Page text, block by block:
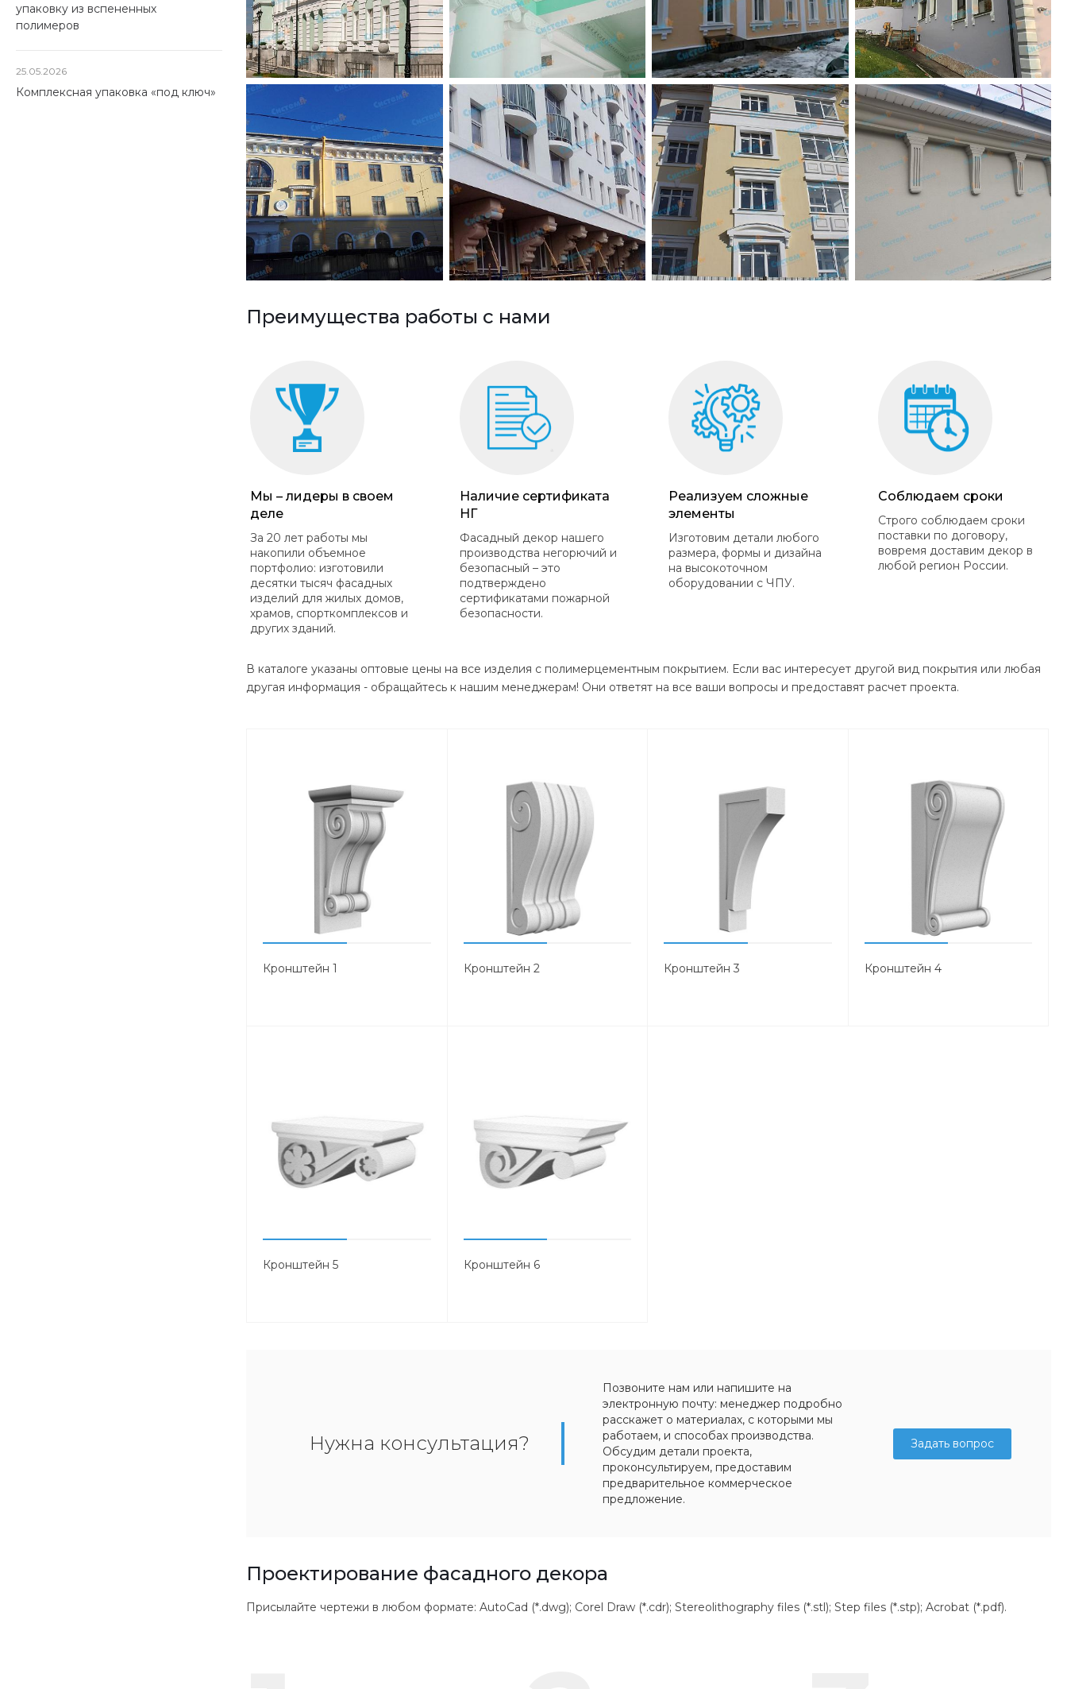
упаковку из вспененных
полимеров
25.05.2026
Комплексная упаковка «под ключ»
Преимущества работы с нами
Мы – лидеры в своем
деле
За 20 лет работы мы
накопили объемное
портфолио: изготовили
десятки тысяч фасадных
изделий для жилых домов,
храмов, спорткомплексов и
других зданий.
Наличие сертификата
НГ
Фасадный декор нашего
производства негорючий и
безопасный – это
подтверждено
сертификатами пожарной
безопасности.
Реализуем сложные
элементы
Изготовим детали любого
размера, формы и дизайна
на высокоточном
оборудовании с ЧПУ.
Соблюдаем сроки
Строго соблюдаем сроки
поставки по договору,
вовремя доставим декор в
любой регион России.
В каталоге указаны оптовые цены на все изделия с полимерцементным покрытием. Если вас интересует другой вид покрытия или любая
другая информация - обращайтесь к нашим менеджерам! Они ответят на все ваши вопросы и предоставят расчет проекта.
Кронштейн 1 Кронштейн 2 Кронштейн 3 Кронштейн 4
Кронштейн 5 Кронштейн 6
Нужна консультация?
Позвоните нам или напишите на
электронную почту: менеджер подробно
расскажет о материалах, с которыми мы
работаем, и способах производства.
Обсудим детали проекта,
проконсультируем, предоставим
предварительное коммерческое
предложение.
Задать вопрос
Проектирование фасадного декора
Присылайте чертежи в любом формате: AutoCad (*.dwg); Corel Draw (*.cdr); Stereolithography files (*.stl); Step files (*.stp); Acrobat (*.pdf).